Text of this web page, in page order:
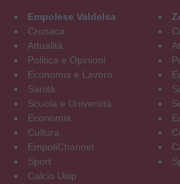
Empolese Valdelsa
Cronaca
Attualità
Politica e Opinioni
Economia e Lavoro
Sanità
Scuola e Università
Economia
Cultura
EmpoliChannel
Sport
Calcio Uisp